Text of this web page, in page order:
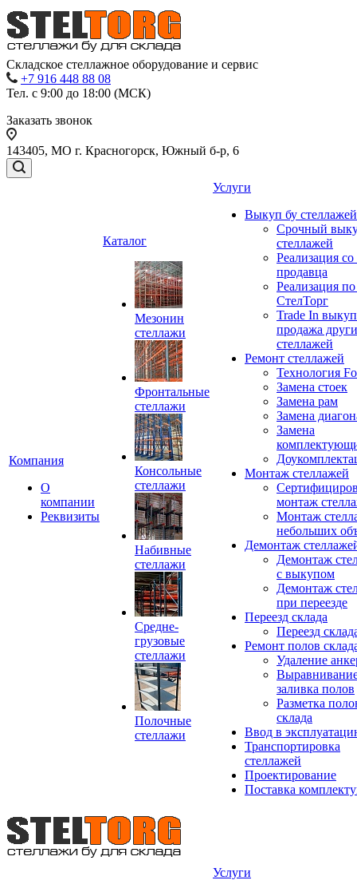
Складское стеллажное оборудование и сервис
+7 916 448 88 08
Тел. с 9:00 до 18:00 (МСК)
Заказать звонок
143405, МО г. Красногорск, Южный б-р, 6
Компания
О
компании
Реквизиты
Каталог
Мезонин
стеллажи
Фронтальные
стеллажи
Консольные
стеллажи
Набивные
стеллажи
Средне-
грузовые
стеллажи
Полочные
стеллажи
Услуги
Выкуп бу стеллажей
Срочный
стеллажей
Реализация со
продавца
Реализация
СтелТорг
Trade In
продажа
стеллажей
Ремонт стеллажей
Технология
Замена стоек
Замена рам
Замена
Замена
Монтаж стеллажей
монтаж
Монтаж
небольших
Демонтаж
Демонтаж
с выкупом
Демонтаж
при переезде
Переезд склада
Переезд
Ремонт полов
Удаление
заливка полов
Разметка
склада
Ввод в
Транспортировка
стеллажей
Проектирование
Поставка
Услуги